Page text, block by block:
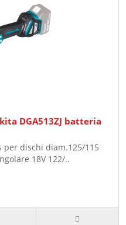
DGA513ZJ batteria
per dischi diam.125/115
18V 122/..